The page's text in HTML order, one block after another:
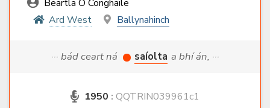
Beartla Ó Conghaile
Ard West
Ballynahinch
··· bád ceart ná saíolta a bhí án, ···
1950 : QQTRIN039961c1